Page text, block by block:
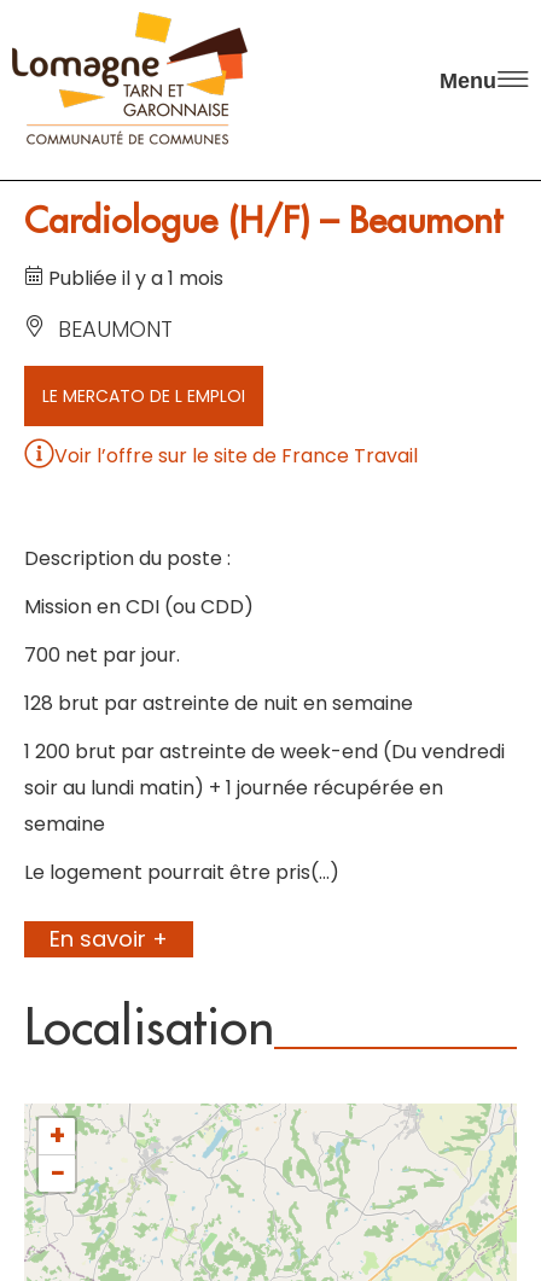
Panneau de gestion des cookies
Menu
Cardiologue (H/F) – Beaumont
Publiée il y a 1 mois
BEAUMONT
LE MERCATO DE L EMPLOI
Voir l’offre sur le site de France Travail
Description du poste :
Mission en CDI (ou CDD)
700 net par jour.
128 brut par astreinte de nuit en semaine
1 200 brut par astreinte de week-end (Du vendredi
soir au lundi matin) + 1 journée récupérée en
semaine
Le logement pourrait être pris(…)
En savoir +
Localisation
+
−